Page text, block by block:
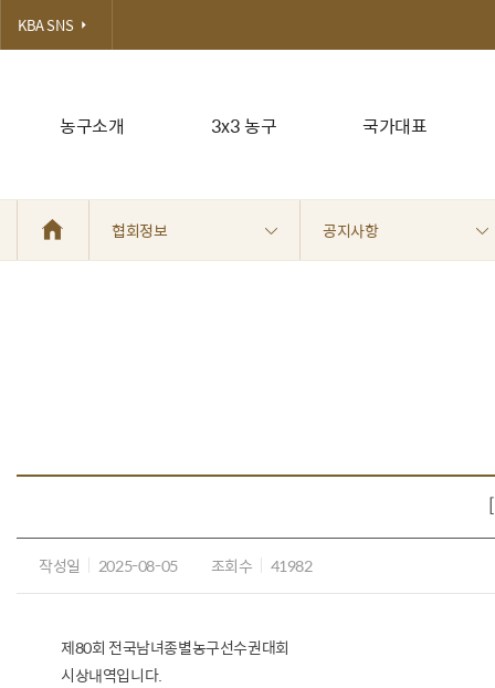
농구소개 3x3 농구 국가대표
KBA SNS
협회정보 공지사항
작성일 2025-08-05 조회수 41982
제80회 전국남녀종별농구선수권대회
시상내역입니다.